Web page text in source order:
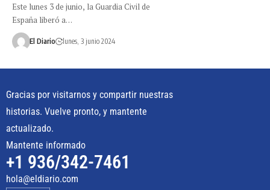
Este lunes 3 de junio, la Guardia Civil de
España liberó a…
El Diario lunes, 3 junio 2024
Gracias por visitarnos y compartir nuestras
historias. Vuelve pronto, y mantente
actualizado.
Mantente informado
+1 936/342-7461
hola@eldiario.com